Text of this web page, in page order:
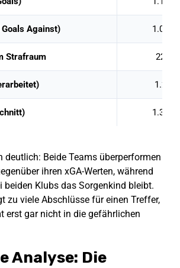
Against) 1.05
Strafraum 22
1.2
1.34
deutlich: Beide Teams überperformen
ihren xGA-Werten, während
beiden Klubs das Sorgenkind bleibt.
zu viele Abschlüsse für einen Treffer,
erst gar nicht in die gefährlichen
Analyse: Die